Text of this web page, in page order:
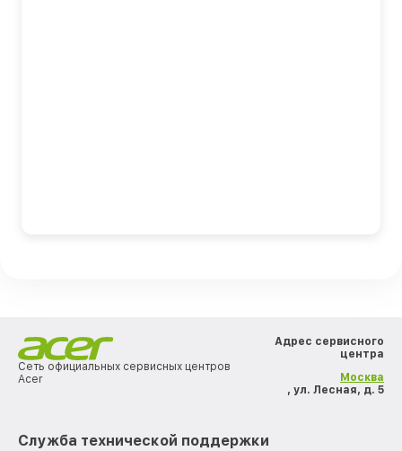
Сеть официальных сервисных центров
Acer
Адрес сервисного
центра
Москва
, ул. Лесная, д. 5
Служба технической поддержки